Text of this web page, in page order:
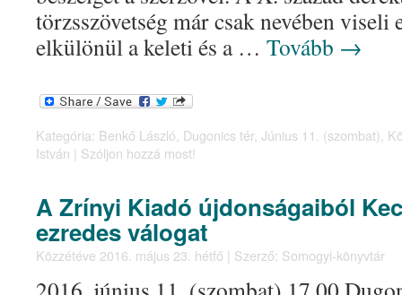
törzsszövetség már csak nevében viseli
elkülönül a keleti és a … Tovább →
Kategória: Benkő László, Dugonics tér, Június 11. (szombat),
István | Szóljon hozzá most!
A Zrínyi Kiadó újdonságaiból
ezredes válogat
Közzétéve 2016. május 23. hétfő | Szerző: Somogyi-könyvtár